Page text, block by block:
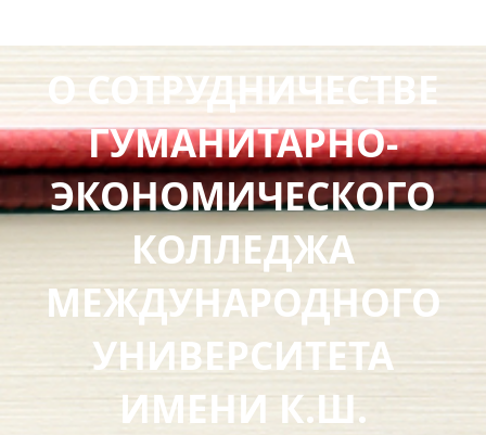
О СОТРУДНИЧЕСТВЕ
ГУМАНИТАРНО-
ЭКОНОМИЧЕСКОГО
КОЛЛЕДЖА
МЕЖДУНАРОДНОГО
УНИВЕРСИТЕТА
ИМЕНИ К.Ш.